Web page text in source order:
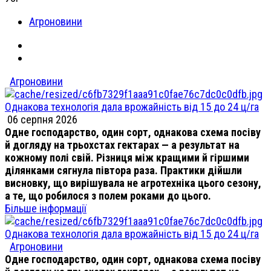
Агроновини
Агроновини
Однакова технологія дала врожайність від 15 до 24 ц/га
06 серпня 2026
Одне господарство, один сорт, однакова схема посіву
й догляду на трьохстах гектарах — а результат на
кожному полі свій. Різниця між кращими й гіршими
ділянками сягнула півтора раза. Практики дійшли
висновку, що вирішувала не агротехніка цього сезону,
а те, що робилося з полем роками до цього.
Більше інформації
Однакова технологія дала врожайність від 15 до 24 ц/га
Агроновини
Одне господарство, один сорт, однакова схема посіву